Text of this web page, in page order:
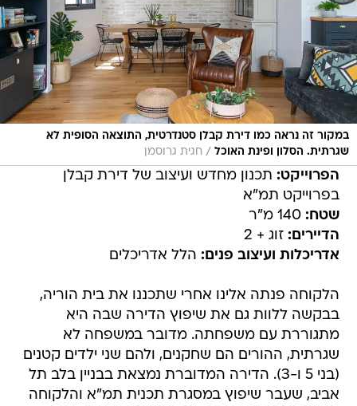
במקור זה נראה כמו דירת קבלן סטנדרטית, התוצאה הסופית לא
שגרתית. הסלון ופינת האוכל / חגית גרוסמן
הפרוייקט: תכנון מחדש ועיצוב של דירת קבלן
בפרוייקט תמ"א
שטח: 140 מ"ר
הדיירים: זוג + 2
אדריכלות ועיצוב פנים: הלל אדריכלים
הלקוחה פנתה אלינו אחרי שתכננו את בית הוריה,
בבקשה ללוות גם את שיפוץ הדירה שבה היא
מתגוררת עם משפחתה. מדובר במשפחה לא
שגרתית, ההורים הם שחקנים, ולהם שני ילדים קטנים
(בני 5 ו-3). הדירה המדוברת נמצאת בבניין בלב תל
אביב, שעבר שיפוץ במסגרת תכנית תמ"א והלקוחה